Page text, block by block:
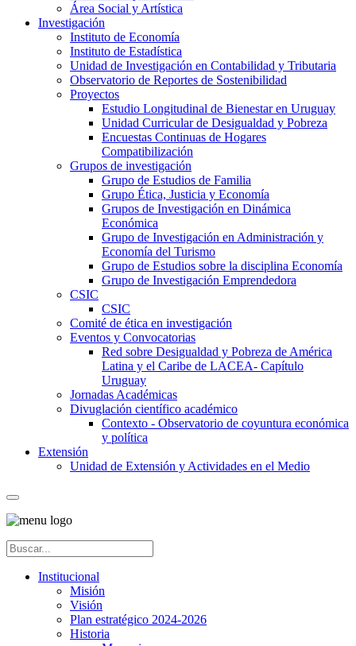
Área Social y Artística
Investigación
Instituto de Economía
Instituto de Estadística
Unidad de Investigación en Contabilidad y Tributaria
Observatorio de Reportes de Sostenibilidad
Proyectos
Estudio Longitudinal de Bienestar en Uruguay
Unidad Curricular de Desigualdad y Pobreza
Encuestas Continuas de Hogares
Compatibilización
Grupos de investigación
Grupo de Estudios de Familia
Grupo Ética, Justicia y Economía
Grupos de Investigación en Dinámica
Económica
Grupo de Investigación en Administración y
Economía del Turismo
Grupo de Estudios sobre la disciplina Economía
Grupo de Investigación Emprendedora
CSIC
CSIC
Comité de ética en investigación
Eventos y Convocatorias
Red sobre Desigualdad y Pobreza de América
Latina y el Caribe de LACEA- Capítulo
Uruguay
Jornadas Académicas
Divuglación científico académico
Contexto - Observatorio de coyuntura económica
y política
Extensión
Unidad de Extensión y Actividades en el Medio
Institucional
Misión
Visión
Plan estratégico 2024-2026
Historia